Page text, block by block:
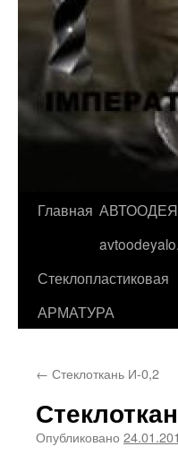
Перейти
содержимому
Главная
Стеклопластиковая
АРМАТУРА
← Стеклоткань И-0,2
Опубликовано